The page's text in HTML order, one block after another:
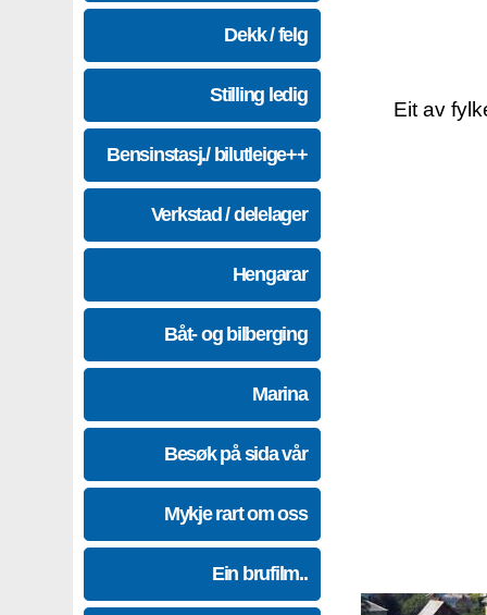
Dekk / felg
Stilling ledig
Bensinstasj./ bilutleige++
Verkstad / delelager
Hengarar
Båt- og bilberging
Marina
Besøk på sida vår
Mykje rart om oss
Ein brufilm..
Eit av